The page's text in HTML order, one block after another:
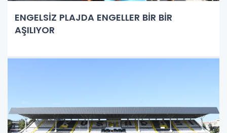
ENGELSİZ PLAJDA ENGELLER BİR BİR
AŞILIYOR